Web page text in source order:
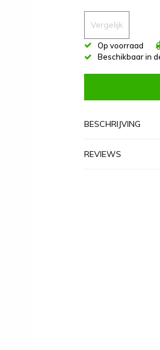
Vergelijk
Op voorraad
Beschikbaar in
BESCHRIJVING
REVIEWS